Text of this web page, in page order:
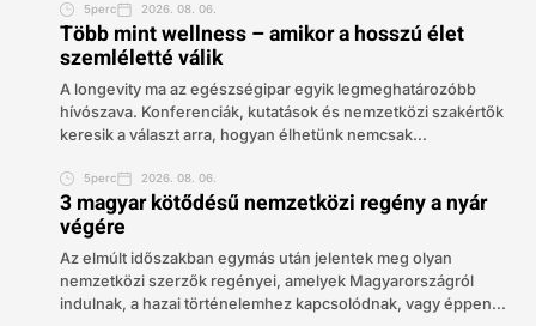
5perc 2026. 08. 06.
Több mint wellness – amikor a hosszú élet
szemléletté válik
A longevity ma az egészségipar egyik legmeghatározóbb
hívószava. Konferenciák, kutatások és nemzetközi szakértők
keresik a választ arra, hogyan élhetünk nemcsak...
5perc 2026. 08. 06.
3 magyar kötődésű nemzetközi regény a nyár
végére
Az elmúlt időszakban egymás után jelentek meg olyan
nemzetközi szerzők regényei, amelyek Magyarországról
indulnak, a hazai történelemhez kapcsolódnak, vagy éppen...